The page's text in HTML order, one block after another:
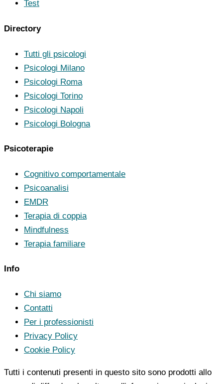
Test
Directory
Tutti gli psicologi
Psicologi Milano
Psicologi Roma
Psicologi Torino
Psicologi Napoli
Psicologi Bologna
Psicoterapie
Cognitivo comportamentale
Psicoanalisi
EMDR
Terapia di coppia
Mindfulness
Terapia familiare
Info
Chi siamo
Contatti
Per i professionisti
Privacy Policy
Cookie Policy
Tutti i contenuti presenti in questo sito sono prodotti allo